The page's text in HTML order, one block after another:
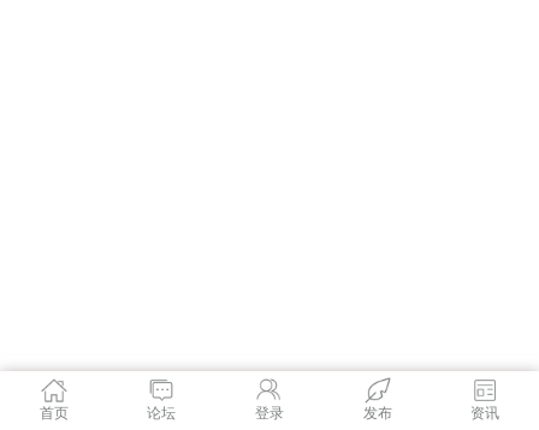
首页 论坛 登录 发布 资讯